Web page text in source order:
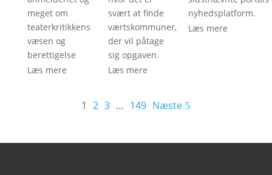
meget om
teaterkritikkens
væsen og
berettigelse
Læs mere
svært at finde
værtskommuner,
der vil påtage
sig opgaven.
Læs mere
nyhedsplatform.
Læs mere
1 2 3 … 149 Næste